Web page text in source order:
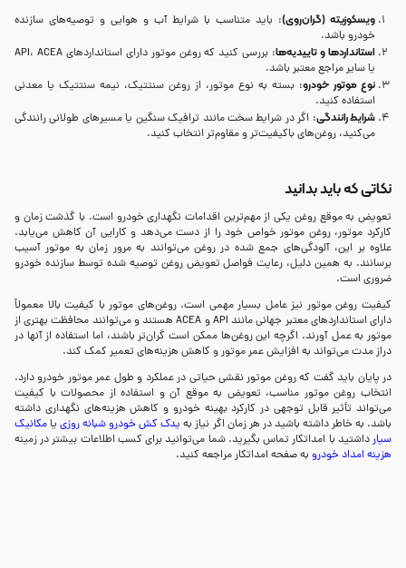
ویسکوزیته (گران‌روی): باید متناسب با شرایط آب و هوایی و توصیه‌های سازنده
خودرو باشد.
استانداردها و تاییدیه‌ها
: بررسی کنید که روغن موتور دارای استانداردهای API، ACEA
یا سایر مراجع معتبر باشد.
نوع موتور خودرو: بسته به نوع موتور، از روغن سنتتیک، نیمه سنتتیک یا معدنی
استفاده کنید.
شرایط رانندگی: اگر در شرایط سخت مانند ترافیک سنگین یا مسیرهای طولانی رانندگی
می‌کنید، روغن‌های باکیفیت‌تر و مقاوم‌تر انتخاب کنید.
نکاتی که باید بدانید
تعویض به موقع روغن یکی از مهم‌ترین اقدامات نگهداری خودرو است. با گذشت زمان و
کارکرد موتور، روغن موتور خواص خود را از دست می‌دهد و کارایی آن کاهش می‌یابد.
علاوه بر این، آلودگی‌های جمع شده در روغن می‌توانند به مرور زمان به موتور آسیب
برسانند. به همین دلیل، رعایت فواصل تعویض روغن توصیه شده توسط سازنده خودرو
ضروری است.
کیفیت روغن موتور نیز عامل بسیار مهمی است. روغن‌های موتور با کیفیت بالا معمولاً
دارای استانداردهای معتبر جهانی مانند API و ACEA هستند و می‌توانند محافظت بهتری از
موتور به عمل آورند. اگرچه این روغن‌ها ممکن است گران‌تر باشند، اما استفاده از آنها در
دراز مدت می‌تواند به افزایش عمر موتور و کاهش هزینه‌های تعمیر کمک کند.
در پایان باید گفت که روغن موتور نقشی حیاتی در عملکرد و طول عمر موتور خودرو دارد.
انتخاب روغن موتور مناسب، تعویض به موقع آن و استفاده از محصولات با کیفیت
می‌تواند تأثیر قابل توجهی در کارکرد بهینه خودرو و کاهش هزینه‌های نگهداری داشته
باشد. به خاطر داشته باشید در هر زمان اگر نیاز به یدک کش خودرو شبانه روزییامکانیک
سیارداشتید با امداتکار تماس بگیرید. شما می‌توانید برای کسب اطلاعات بیشتر در زمینه
هزینه امداد خودرو به صفحه امداتکار مراجعه کنید.